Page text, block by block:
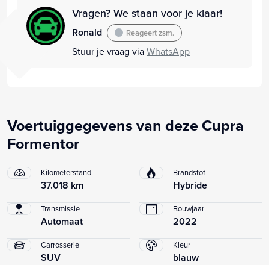
Vragen? We staan voor je klaar!
Ronald Reageert zsm.
Stuur je vraag viaWhatsApp
Voertuiggegevens van deze Cupra
Formentor
Kilometerstand
37.018 km
Brandstof
Hybride
Transmissie
Automaat
Bouwjaar
2022
Carrosserie
SUV
Kleur
blauw